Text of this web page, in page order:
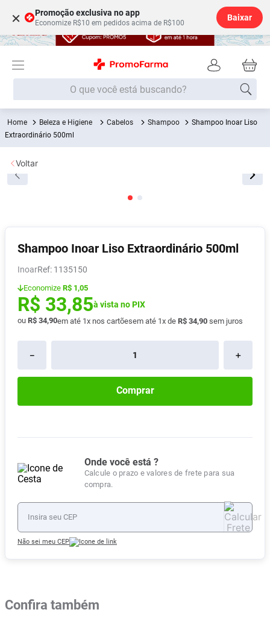
× Promoção exclusiva no app
Economize R$10 em pedidos acima de R$100
Baixar
O que você está buscando?
Beleza e Higiene Cabelos Shampoo
Shampoo Inoar Liso
Extraordinário 500ml
Shampoo Inoar Liso Extraordinário 500ml
Inoar : 1135150
Economize R$ 1,05
R$ 33,85à vista no PIX
ou R$ 34,90em até 1x nos cartõesem até 1x de R$ 34,90 sem juros
＋
－
Comprar
Onde você está ?
Calcule o prazo e valores de frete para sua
compra.
Não sei meu CEP
Voltar
Confira também
Termos mais buscados
1º Fralda
2
5º Fralda G
6º Shampoo
7º Desodorante
8º Absorvente
9 Vitamina D
10º Lavitan